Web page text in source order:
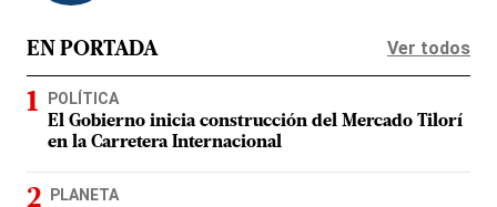
EN PORTADA Ver todos
POLÍTICA
El Gobierno inicia construcción del Mercado Tilorí
en la Carretera Internacional
PLANETA